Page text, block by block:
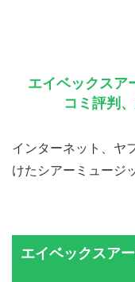
エイベックスア
コミ評判
インターネット、ヤ
けたシアーミュージ
エイベックスア